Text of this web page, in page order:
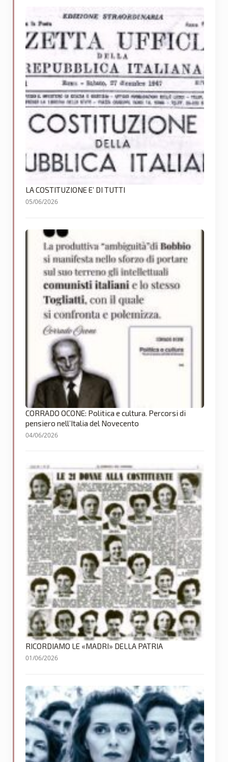
LA COSTITUZIONE E’ DI TUTTI
05/06/2026
CORRADO OCONE: Politica e cultura. Percorsi di
pensiero nell’Italia del Novecento
04/06/2026
RICORDIAMO LE «MADRI» DELLA PATRIA
01/06/2026